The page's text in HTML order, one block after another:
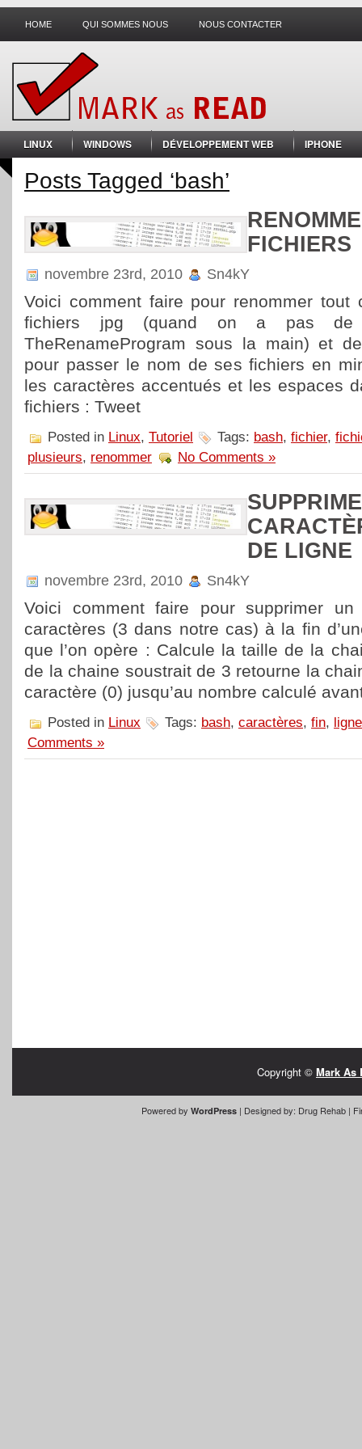
HOME QUI SOMMES NOUS NOUS CONTACTER
LINUX WINDOWS DÉVELOPPEMENT WEB IPHONE
Posts Tagged ‘bash’
FICHIERS
novembre 23rd, 2010 Sn4kY
Voici comment faire pour renommer tout
fichiers jpg (quand on a pas de
TheRenameProgram sous la main) et
pour passer le nom de ses fichiers en
les caractères accentués et les espaces
fichiers : Tweet
Posted in Linux, Tutoriel Tags: bash, fichier,
plusieurs, renommer No Comments »
DE LIGNE
novembre 23rd, 2010 Sn4kY
Voici comment faire pour supprimer
caractères (3 dans notre cas) à la fin
que l’on opère : Calcule la taille de la
de la chaine soustrait de 3 retourne la
caractère (0) jusqu’au nombre calculé
Posted in Linux Tags: bash, caractères, fin, ligne
Comments »
Copyright © Mark As
Powered by WordPress| Designed by: Drug Rehab|